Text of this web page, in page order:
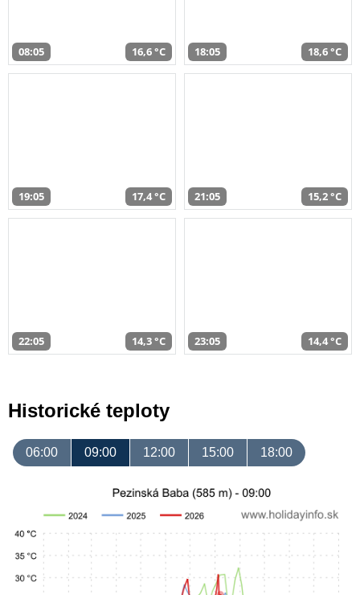
08:05 16,6 °C 18:05 18,6 °C
19:05 17,4 °C 21:05 15,2 °C
22:05 14,3 °C 23:05 14,4 °C
Historické teploty
06:00 09:00 12:00 15:00 18:00